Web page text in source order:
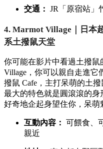
交通： JR「原宿站」
4. Marmot Village｜日本
系土撥鼠天堂
你可能在影片中看過土撥鼠
Village， 你可以親自走進它
撥鼠 Cafe， 主打呆萌的土撥
最大的特色就是圓滾滾的身
好奇地企起身望住你， 呆萌
互動內容： 可餵食、
親近